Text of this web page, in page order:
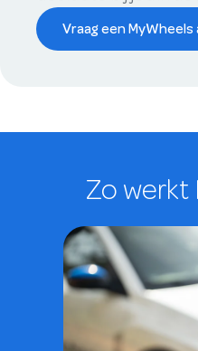
Vraag een MyWheels
Zo werkt